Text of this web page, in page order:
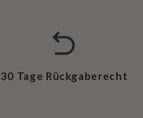
30 Tage Rückgaberecht